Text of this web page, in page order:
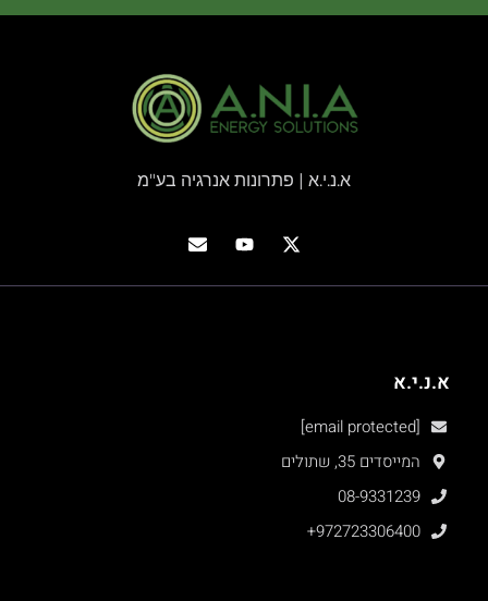
א.נ.י.א | פתרונות אנרגיה בע"מ
א.נ.י.א
[email protected]
המייסדים 35, שתולים
08-9331239
+972723306400